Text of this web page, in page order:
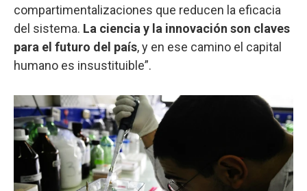
compartimentalizaciones que reducen la eficacia
del sistema. La ciencia y la innovación son claves
para el futuro del país, y en ese camino el capital
humano es insustituible”.